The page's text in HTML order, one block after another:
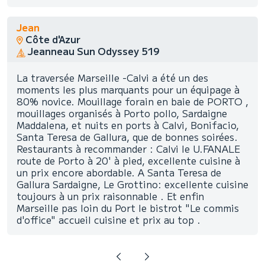
Jean
Côte d'Azur
Jeanneau Sun Odyssey 519
La traversée Marseille -Calvi a été un des
moments les plus marquants pour un équipage à
80% novice. Mouillage forain en baie de PORTO ,
mouillages organisés à Porto pollo, Sardaigne
Maddalena, et nuits en ports à Calvi, Bonifacio,
Santa Teresa de Gallura, que de bonnes soirées.
Restaurants à recommander : Calvi le U.FANALE
route de Porto à 20' à pied, excellente cuisine à
un prix encore abordable. A Santa Teresa de
Gallura Sardaigne, Le Grottino: excellente cuisine
toujours à un prix raisonnable . Et enfin
Marseille pas loin du Port le bistrot "Le commis
d'office" accueil cuisine et prix au top .